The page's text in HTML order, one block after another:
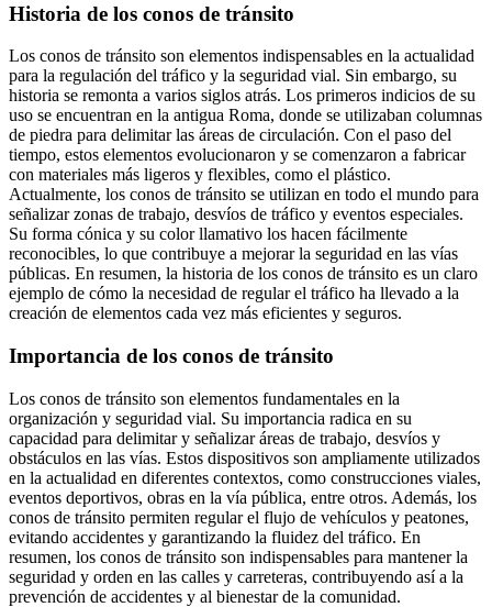
Historia de los conos de tránsito
Los conos de tránsito son elementos indispensables en la actualidad
para la regulación del tráfico y la seguridad vial. Sin embargo, su
historia se remonta a varios siglos atrás. Los primeros indicios de su
uso se encuentran en la antigua Roma, donde se utilizaban columnas
de piedra para delimitar las áreas de circulación. Con el paso del
tiempo, estos elementos evolucionaron y se comenzaron a fabricar
con materiales más ligeros y flexibles, como el plástico.
Actualmente, los conos de tránsito se utilizan en todo el mundo para
señalizar zonas de trabajo, desvíos de tráfico y eventos especiales.
Su forma cónica y su color llamativo los hacen fácilmente
reconocibles, lo que contribuye a mejorar la seguridad en las vías
públicas. En resumen, la historia de los conos de tránsito es un claro
ejemplo de cómo la necesidad de regular el tráfico ha llevado a la
creación de elementos cada vez más eficientes y seguros.
Importancia de los conos de tránsito
Los conos de tránsito son elementos fundamentales en la
organización y seguridad vial. Su importancia radica en su
capacidad para delimitar y señalizar áreas de trabajo, desvíos y
obstáculos en las vías. Estos dispositivos son ampliamente utilizados
en la actualidad en diferentes contextos, como construcciones viales,
eventos deportivos, obras en la vía pública, entre otros. Además, los
conos de tránsito permiten regular el flujo de vehículos y peatones,
evitando accidentes y garantizando la fluidez del tráfico. En
resumen, los conos de tránsito son indispensables para mantener la
seguridad y orden en las calles y carreteras, contribuyendo así a la
prevención de accidentes y al bienestar de la comunidad.